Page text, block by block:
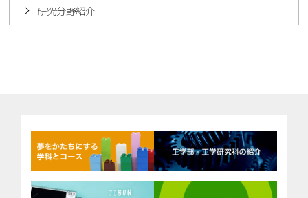
研究分野紹介